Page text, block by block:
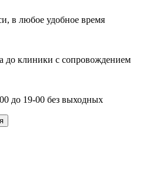
в любое удобное время
до клиники с сопровождением
до 19-00 без выходных